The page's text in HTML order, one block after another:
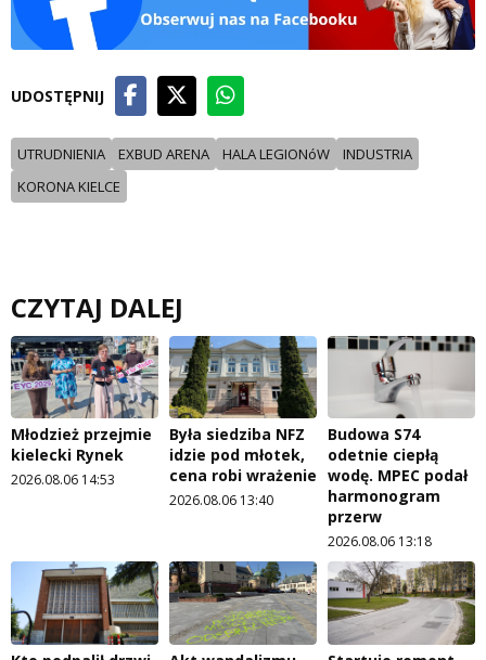
UDOSTĘPNIJ
UTRUDNIENIA EXBUD ARENA HALA LEGIONóW
INDUSTRIA
KORONA KIELCE
CZYTAJ DALEJ
Młodzież przejmie
kielecki Rynek
2026.08.06 14:53
Była siedziba NFZ
idzie pod młotek,
cena robi wrażenie
2026.08.06 13:40
Budowa S74
odetnie ciepłą
wodę. MPEC podał
harmonogram
przerw
2026.08.06 13:18